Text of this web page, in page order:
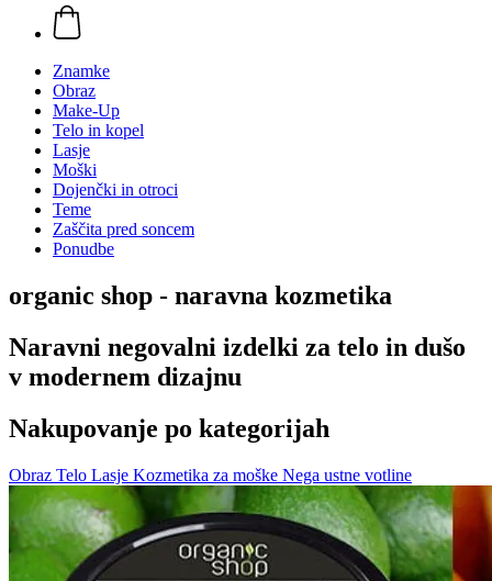
Znamke
Obraz
Make-Up
Telo in kopel
Lasje
Moški
Dojenčki in otroci
Teme
Zaščita pred soncem
Ponudbe
organic shop - naravna kozmetika
Naravni negovalni izdelki za telo in dušo
v modernem dizajnu
Nakupovanje po kategorijah
Obraz Telo Lasje Kozmetika za moške Nega ustne votline